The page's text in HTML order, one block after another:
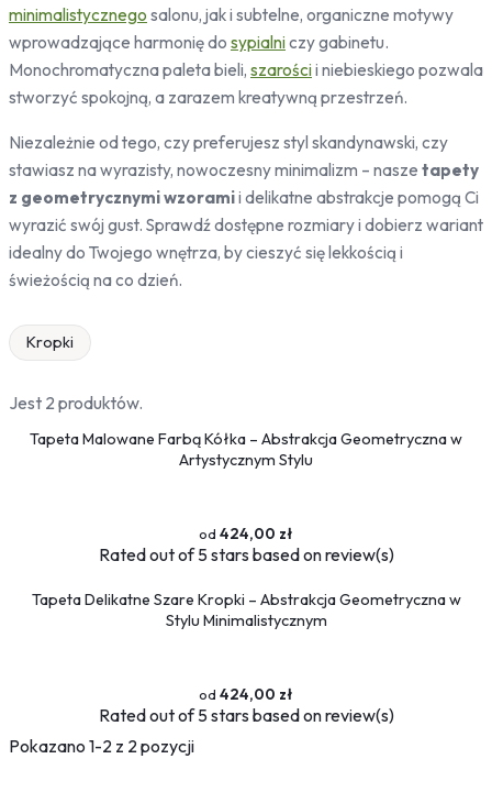
Sport
Piłka nożna
minimalistycznego salonu, jak i subtelne, organiczne motywy
wprowadzające harmonię do sypialniczy gabinetu.
Monochromatyczna paleta bieli, szarościi niebieskiego pozwala
stworzyć spokojną, a zarazem kreatywną przestrzeń.
Niezależnie od tego, czy preferujesz styl skandynawski, czy
stawiasz na wyrazisty, nowoczesny minimalizm – nasze tapety
z geometrycznymi wzoramii delikatne abstrakcje pomogą Ci
wyrazić swój gust. Sprawdź dostępne rozmiary i dobierz wariant
idealny do Twojego wnętrza, by cieszyć się lekkością i
świeżością na co dzień.
Kropki
Jest 2 produktów.
Tapeta Malowane Farbą Kółka – Abstrakcja Geometryczna w
Artystycznym Stylu
424,00 zł
Ratedout of 5 stars based onreview(s)
Tapeta Delikatne Szare Kropki – Abstrakcja Geometryczna w
Stylu Minimalistycznym
424,00 zł
Ratedout of 5 stars based onreview(s)
Pokazano 1-2 z 2 pozycji